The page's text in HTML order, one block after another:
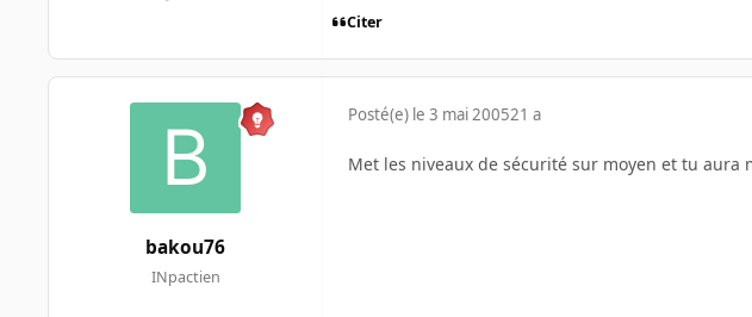
Citer
bakou76
INpactien
Posté(e) le 3 mai 200521 a
Met les niveaux de sécurité sur moyen et tu aura